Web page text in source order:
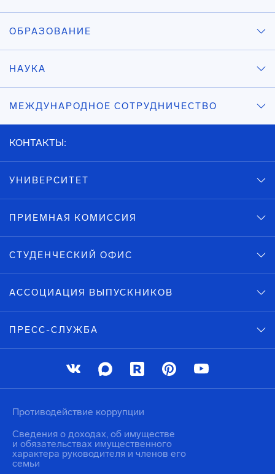
ОБРАЗОВАНИЕ
НАУКА
МЕЖДУНАРОДНОЕ СОТРУДНИЧЕСТВО
КОНТАКТЫ:
УНИВЕРСИТЕТ
ПРИЕМНАЯ КОМИССИЯ
СТУДЕНЧЕСКИЙ ОФИС
АССОЦИАЦИЯ ВЫПУСКНИКОВ
ПРЕСС-СЛУЖБА
Противодействие коррупции
Сведения о доходах, об имуществе
и обязательствах имущественного
характера руководителя и членов его
семьи